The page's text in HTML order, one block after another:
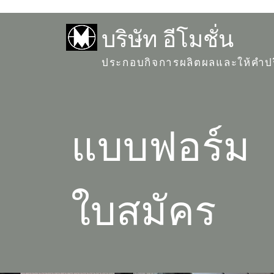
บริษัท อีโมชั่น
ประกอบกิจการผลิตผลและให้คำป
แบบฟอร์ม
ใบสมัคร